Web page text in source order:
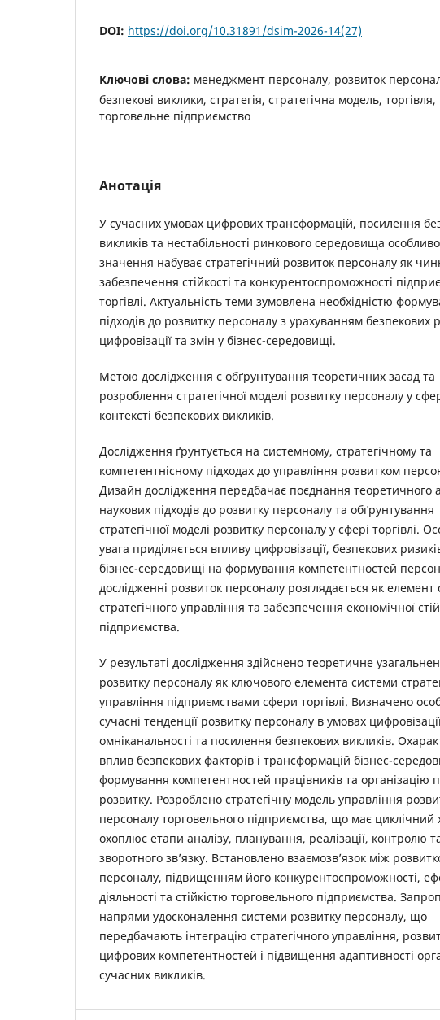
DOI: https://doi.org/10.31891/dsim-2026-14(27)
Ключові слова: менеджмент персоналу, розвиток
безпекові виклики, стратегія, стратегічна модель, торгівля,
торговельне підприємство
Анотація
У сучасних умовах цифрових трансформацій, посилення
викликів та нестабільності ринкового середовища
значення набуває стратегічний розвиток персоналу як
забезпечення стійкості та конкурентоспроможності
торгівлі. Актуальність теми зумовлена необхідністю
підходів до розвитку персоналу з урахуванням безпекових
цифровізації та змін у бізнес-середовищі.
Метою дослідження є обґрунтування теоретичних засад та
розроблення стратегічної моделі розвитку персоналу у
контексті безпекових викликів.
Дослідження ґрунтується на системному, стратегічному та
компетентнісному підходах до управління розвитком
Дизайн дослідження передбачає поєднання теоретичного
наукових підходів до розвитку персоналу та обґрунтування
стратегічної моделі розвитку персоналу у сфері торгівлі.
увага приділяється впливу цифровізації, безпекових
бізнес-середовищі на формування компетентностей
дослідженні розвиток персоналу розглядається як елемент
стратегічного управління та забезпечення економічної
підприємства.
У результаті дослідження здійснено теоретичне
розвитку персоналу як ключового елемента системи
управління підприємствами сфери торгівлі. Визначено
сучасні тенденції розвитку персоналу в умовах
омніканальності та посилення безпекових викликів.
вплив безпекових факторів і трансформацій бізнес-
формування компетентностей працівників та організацію
розвитку. Розроблено стратегічну модель управління
персоналу торговельного підприємства, що має циклічний
охоплює етапи аналізу, планування, реалізації, контролю
зворотного зв’язку. Встановлено взаємозв’язок між
персоналу, підвищенням його конкурентоспроможності,
діяльності та стійкістю торговельного підприємства.
напрями удосконалення системи розвитку персоналу, що
передбачають інтеграцію стратегічного управління,
цифрових компетентностей і підвищення адаптивності
сучасних викликів.